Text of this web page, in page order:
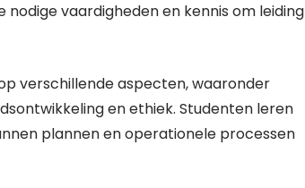
vaardigheden en kennis om leiding
verschillende aspecten, waaronder
en ethiek. Studenten leren
plannen en operationele processen